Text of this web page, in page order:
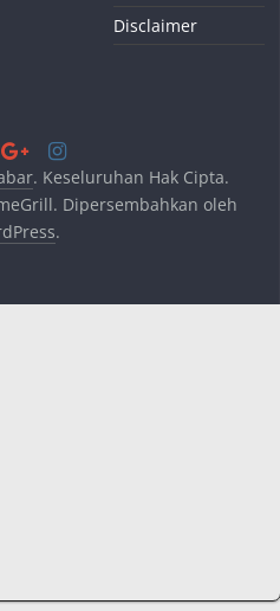
Disclaimer
. Keseluruhan Hak Cipta.
Dipersembahkan oleh
.